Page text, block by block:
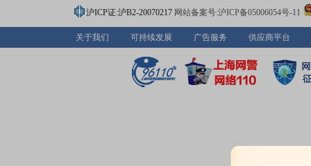
沪ICP证:沪B2-20070217 网站备案号:沪ICP备05006054号-11
关于我们 可持续发展 广告服务 供应商平台